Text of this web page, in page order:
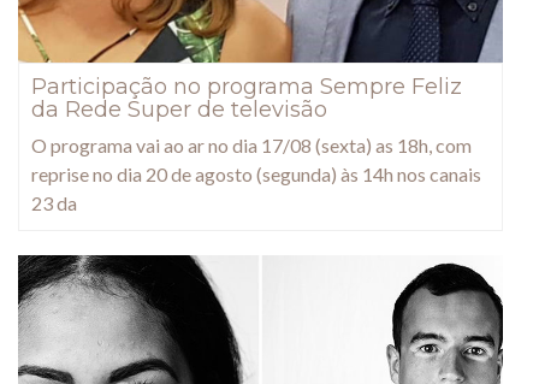
Participação no programa Sempre Feliz
da Rede Super de televisão
O programa vai ao ar no dia 17/08 (sexta) as 18h, com
reprise no dia 20 de agosto (segunda) às 14h nos canais
23 da